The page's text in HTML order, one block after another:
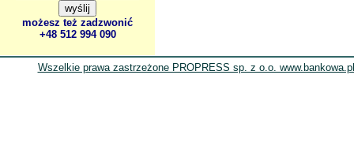
możesz też zadzwonić
+48 512 994 090
Wszelkie prawa zastrzeżone PROPRESS sp. z o.o.